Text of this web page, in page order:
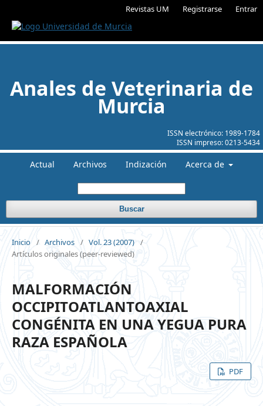
Revistas UM Registrarse Entrar
ISSN electrónico: 1989-1784
ISSN impreso:0213-5434
Anales de Veterinaria de
Murcia
Actual Archivos Indización Acerca de
Buscar
Inicio / Archivos / Vol. 23 (2007) /
Artículos originales (peer-reviewed)
MALFORMACIÓN
OCCIPITOATLANTOAXIAL
CONGÉNITA EN UNA YEGUA PURA
RAZA ESPAÑOLA
PDF